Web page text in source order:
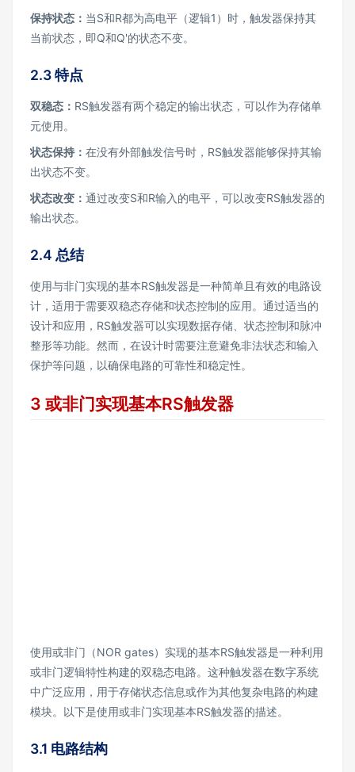
保持状态： 当S和R都为高电平（逻辑1）时，触发器保持其
当前状态，即Q和Q'的状态不变。
2.3 特点
双稳态： RS触发器有两个稳定的输出状态，可以作为存储单
元使用。
状态保持： 在没有外部触发信号时，RS触发器能够保持其输
出状态不变。
状态改变： 通过改变S和R输入的电平，可以改变RS触发器的
输出状态。
2.4 总结
使用与非门实现的基本RS触发器是一种简单且有效的电路设
计，适用于需要双稳态存储和状态控制的应用。通过适当的
设计和应用，RS触发器可以实现数据存储、状态控制和脉冲
整形等功能。然而，在设计时需要注意避免非法状态和输入
保护等问题，以确保电路的可靠性和稳定性。
3 或非门实现基本RS触发器
使用或非门（NOR gates）实现的基本RS触发器是一种利用
或非门逻辑特性构建的双稳态电路。这种触发器在数字系统
中广泛应用，用于存储状态信息或作为其他复杂电路的构建
模块。以下是使用或非门实现基本RS触发器的描述。
3.1 电路结构